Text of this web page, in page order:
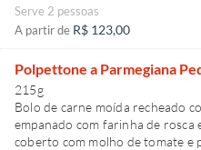
Serve 2 pessoas
A partir de R$ 123,00
Polpettone a Parmegiana
215g
Bolo de carne moída recheado
empanado com farinha de rosca
coberto com molho de tomate e